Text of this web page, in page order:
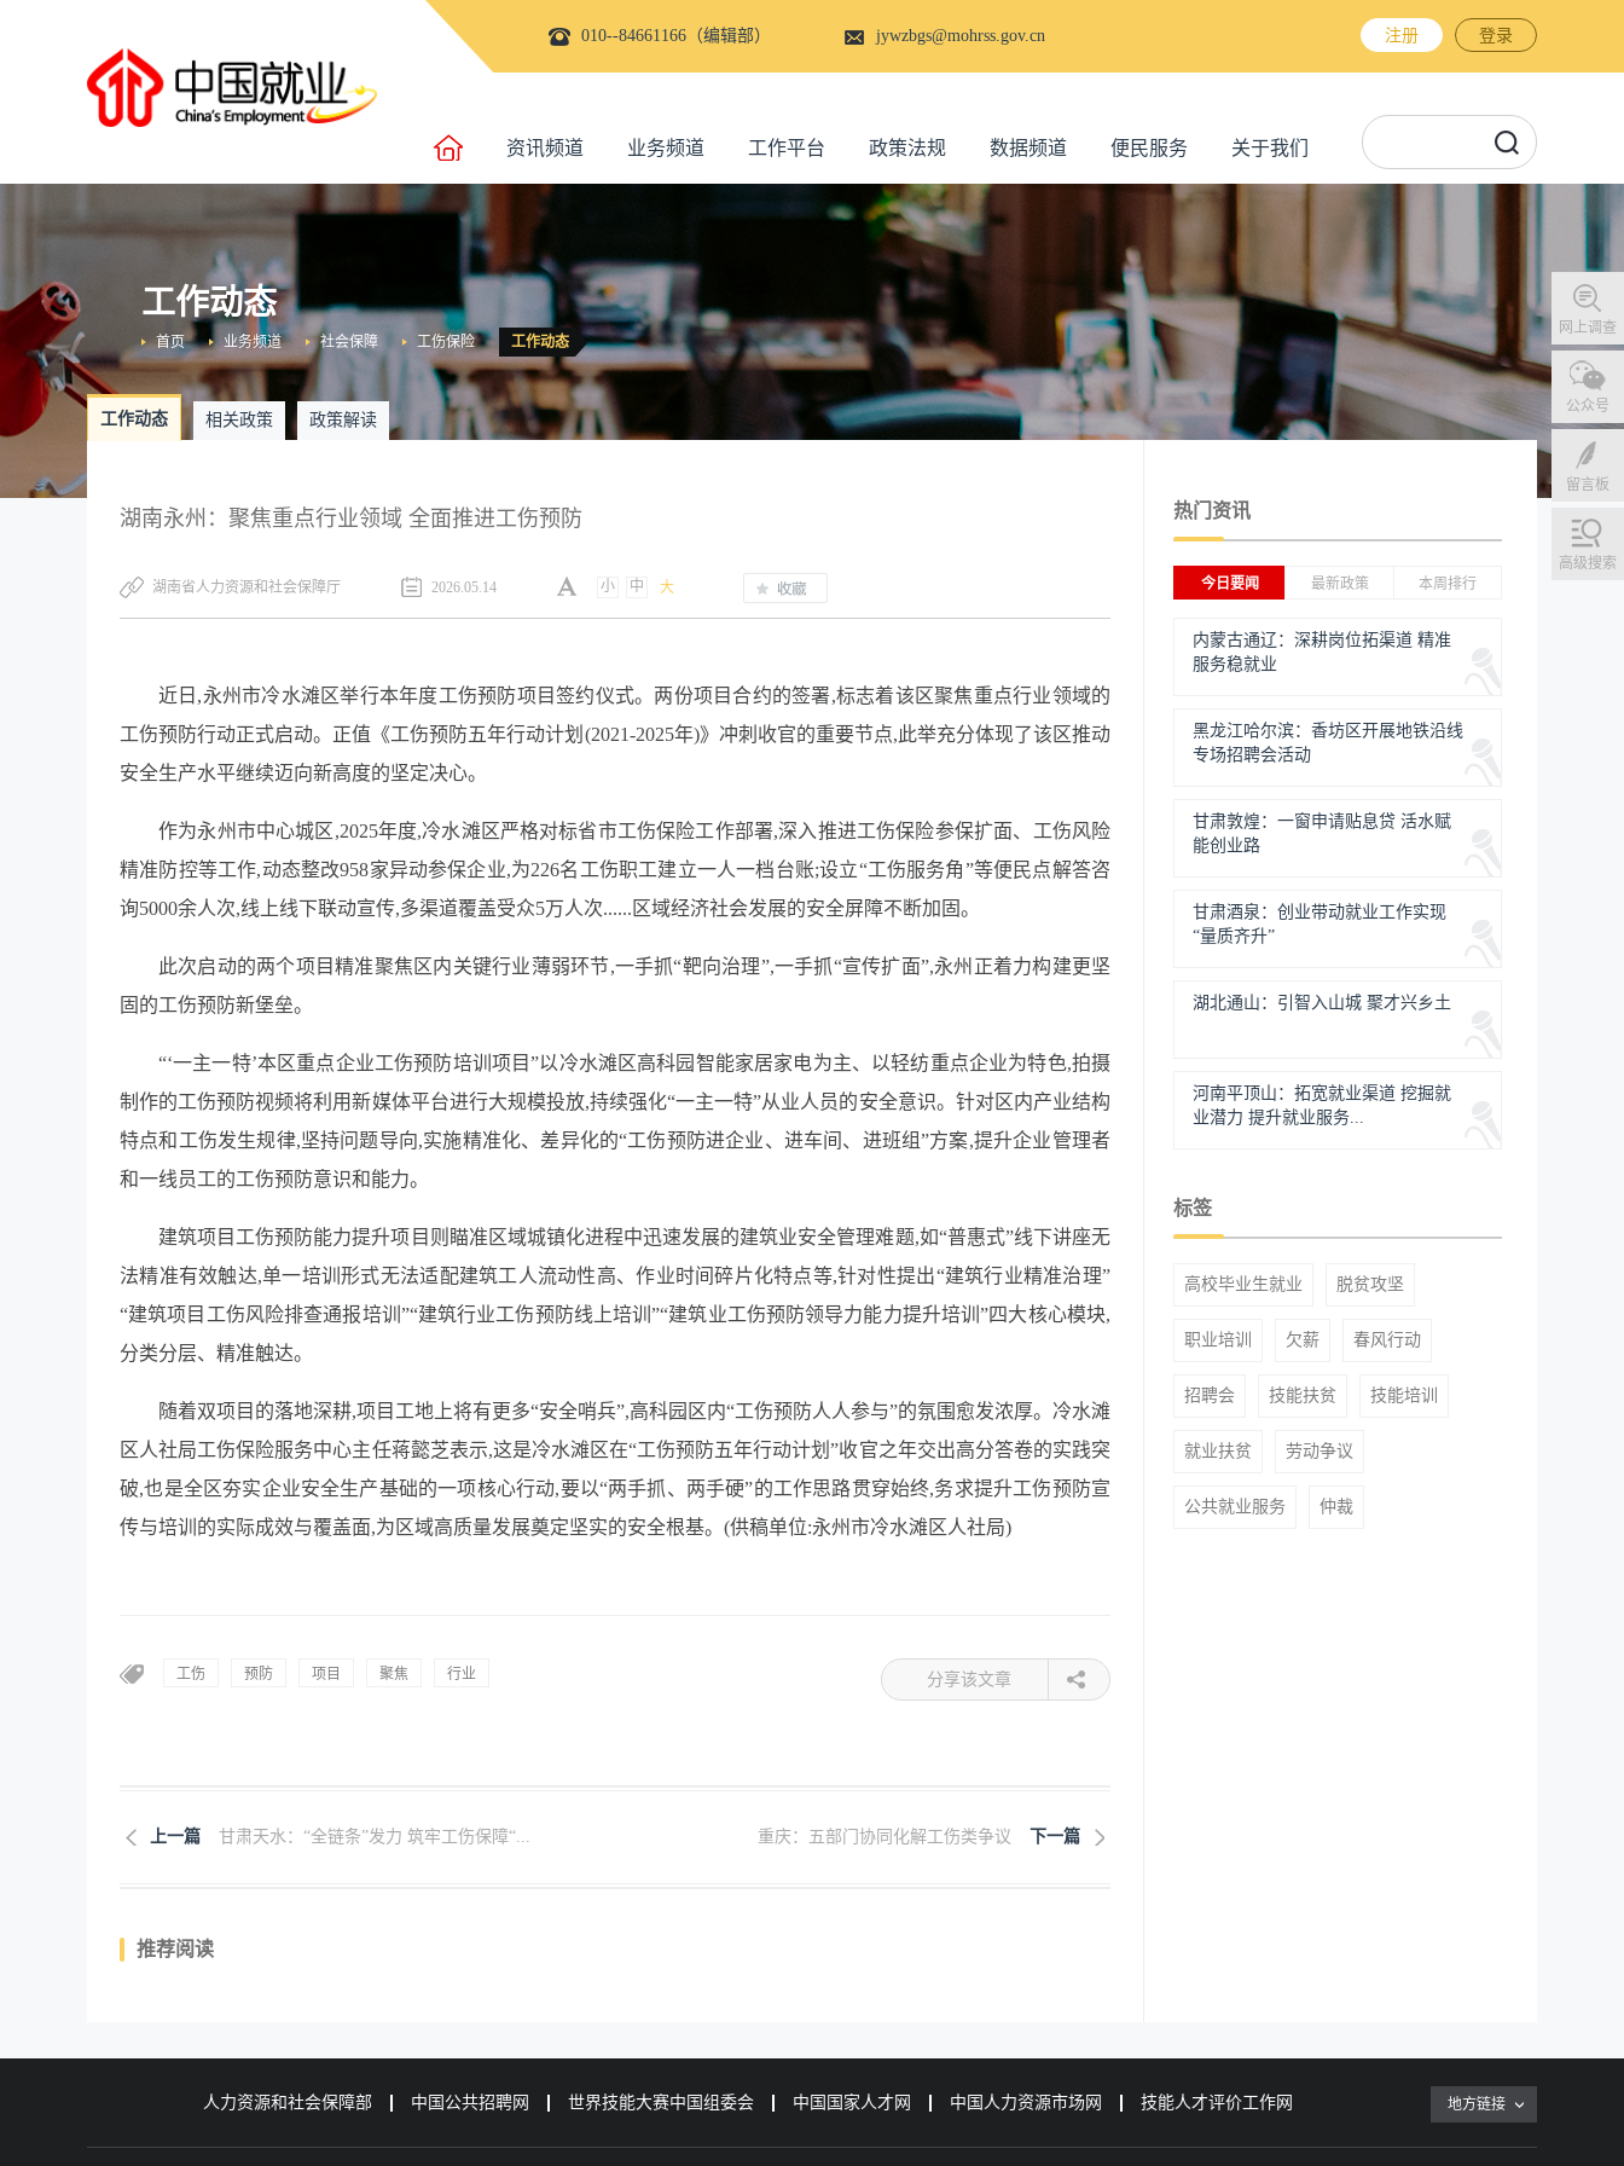
010--84661166（编辑部） jywzbgs@mohrss.gov.cn 注册 登录
资讯频道 业务频道 工作平台 政策法规 数据频道 便民服务 关于我们
网上调查
公众号
留言板
高级搜索
工作动态
工作动态
工伤保险
社会保障
业务频道
首页
工作动态 相关政策 政策解读
湖南永州：聚焦重点行业领域 全面推进工伤预防
湖南省人力资源和社会保障厅 2026.05.14 小 中 大
近日,永州市冷水滩区举行本年度工伤预防项目签约仪式。两份项目合约的签署,标志着该区聚焦重点行业领域的
工伤预防行动正式启动。正值《工伤预防五年行动计划(2021-2025年)》冲刺收官的重要节点,此举充分体现了该区推动
安全生产水平继续迈向新高度的坚定决心。
作为永州市中心城区,2025年度,冷水滩区严格对标省市工伤保险工作部署,深入推进工伤保险参保扩面、工伤风险
精准防控等工作,动态整改958家异动参保企业,为226名工伤职工建立一人一档台账;设立“工伤服务角”等便民点解答咨
询5000余人次,线上线下联动宣传,多渠道覆盖受众5万人次......区域经济社会发展的安全屏障不断加固。
此次启动的两个项目精准聚焦区内关键行业薄弱环节,一手抓“靶向治理”,一手抓“宣传扩面”,永州正着力构建更坚
固的工伤预防新堡垒。
“‘一主一特’本区重点企业工伤预防培训项目”以冷水滩区高科园智能家居家电为主、以轻纺重点企业为特色,拍摄
制作的工伤预防视频将利用新媒体平台进行大规模投放,持续强化“一主一特”从业人员的安全意识。针对区内产业结构
特点和工伤发生规律,坚持问题导向,实施精准化、差异化的“工伤预防进企业、进车间、进班组”方案,提升企业管理者
和一线员工的工伤预防意识和能力。
建筑项目工伤预防能力提升项目则瞄准区域城镇化进程中迅速发展的建筑业安全管理难题,如“普惠式”线下讲座无
法精准有效触达,单一培训形式无法适配建筑工人流动性高、作业时间碎片化特点等,针对性提出“建筑行业精准治理”
“建筑项目工伤风险排查通报培训”“建筑行业工伤预防线上培训”“建筑业工伤预防领导力能力提升培训”四大核心模块,
分类分层、精准触达。
随着双项目的落地深耕,项目工地上将有更多“安全哨兵”,高科园区内“工伤预防人人参与”的氛围愈发浓厚。冷水滩
区人社局工伤保险服务中心主任蒋懿芝表示,这是冷水滩区在“工伤预防五年行动计划”收官之年交出高分答卷的实践突
破,也是全区夯实企业安全生产基础的一项核心行动,要以“两手抓、两手硬”的工作思路贯穿始终,务求提升工伤预防宣
传与培训的实际成效与覆盖面,为区域高质量发展奠定坚实的安全根基。(供稿单位:永州市冷水滩区人社局)
工伤 预防 项目 聚焦 行业 分享该文章
上一篇 甘肃天水：“全链条”发力 筑牢工伤保障“... 下一篇
重庆：五部门协同化解工伤类争议
推荐阅读
热门资讯
今日要闻 最新政策 本周排行
内蒙古通辽：深耕岗位拓渠道 精准
服务稳就业
黑龙江哈尔滨：香坊区开展地铁沿线
专场招聘会活动
甘肃敦煌：一窗申请贴息贷 活水赋
能创业路
甘肃酒泉：创业带动就业工作实现
“量质齐升”
湖北通山：引智入山城 聚才兴乡土
河南平顶山：拓宽就业渠道 挖掘就
业潜力 提升就业服务...
标签
高校毕业生就业 脱贫攻坚
职业培训 欠薪 春风行动
招聘会 技能扶贫 技能培训
就业扶贫 劳动争议
公共就业服务 仲裁
人力资源和社会保障部 中国公共招聘网 世界技能大赛中国组委会 中国国家人才网 中国人力资源市场网 技能人才评价工作网 地方链接